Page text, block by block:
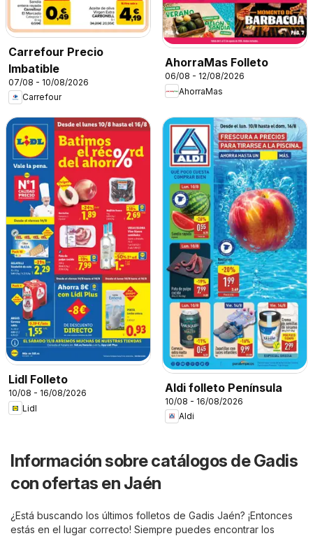
Carrefour Precio
Imbatible
07/08 - 10/08/2026
Carrefour
AhorraMas Folleto
06/08 - 12/08/2026
AhorraMas
Lidl Folleto
10/08 - 16/08/2026
Lidl
Aldi folleto Península
10/08 - 16/08/2026
Aldi
Información sobre catálogos de Gadis
con ofertas en Jaén
¿Está buscando los últimos folletos de Gadis Jaén? ¡Entonces
estás en el lugar correcto! Siempre puedes encontrar los